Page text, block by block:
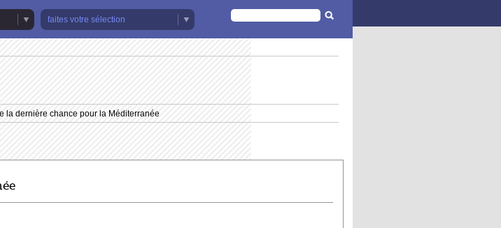
faites votre sélection
FORMULAIRE
DE
RECHERCHE
la dernière chance pour la Méditerranée